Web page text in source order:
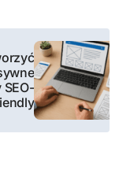
SEO-